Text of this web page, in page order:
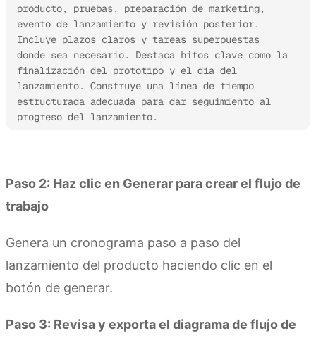
producto, pruebas, preparación de marketing,
evento de lanzamiento y revisión posterior.
Incluye plazos claros y tareas superpuestas
donde sea necesario. Destaca hitos clave como la
finalización del prototipo y el día del
lanzamiento. Construye una línea de tiempo
estructurada adecuada para dar seguimiento al
progreso del lanzamiento.
Paso 2: Haz clic en Generar para crear el flujo de
trabajo
Genera un cronograma paso a paso del
lanzamiento del producto haciendo clic en el
botón de generar.
Paso 3: Revisa y exporta el diagrama de flujo de